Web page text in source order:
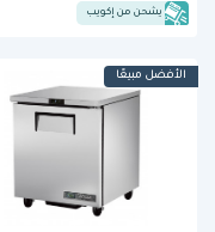
يشحن من إكويب
الأفضل مبيعًا